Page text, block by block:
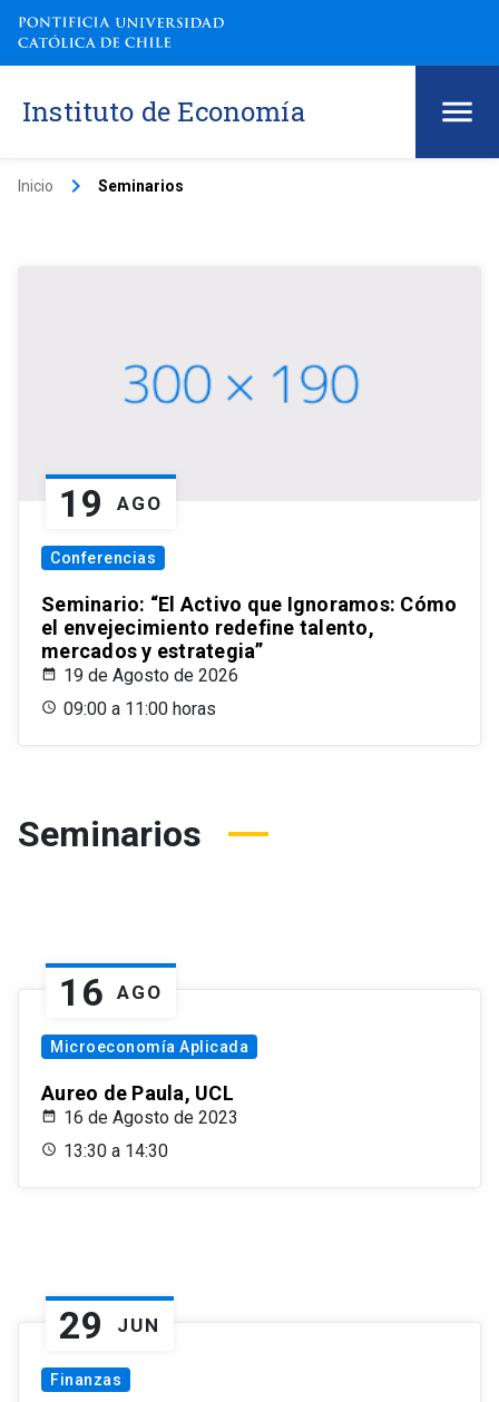
Instituto de Economía
Inicio keyboard_arrow_right Seminarios
19 AGO
Conferencias
Seminario: “El Activo que Ignoramos: Cómo
el envejecimiento redefine talento,
mercados y estrategia”
19 de Agosto de 2026
09:00 a 11:00 horas
Seminarios
16 AGO
Microeconomía Aplicada
Aureo de Paula, UCL
16 de Agosto de 2023
13:30 a 14:30
29 JUN
Finanzas